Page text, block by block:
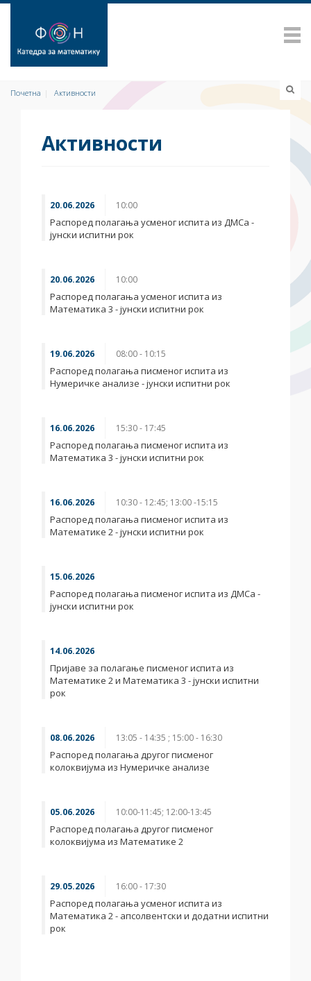
Почетна Активности
Активности
20.06.2026 10:00
Распоред полагања усменог испита из ДМСа -
јунски испитни рок
20.06.2026 10:00
Распоред полагања усменог испита из
Математика 3 - јунски испитни рок
19.06.2026 08:00 - 10:15
Распоред полагања писменог испита из
Нумеричке анализе - јунски испитни рок
16.06.2026 15:30 - 17:45
Распоред полагања писменог испита из
Математика 3 - јунски испитни рок
16.06.2026 10:30 - 12:45; 13:00 -15:15
Распоред полагања писменог испита из
Математике 2 - јунски испитни рок
15.06.2026
Распоред полагања писменог испита из ДМСа -
јунски испитни рок
14.06.2026
Пријаве за полагање писменог испита из
Математике 2 и Математика 3 - јунски испитни
рок
08.06.2026 13:05 - 14:35 ; 15:00 - 16:30
Распоред полагања другог писменог
колоквијума из Нумеричке анализе
05.06.2026 10:00-11:45; 12:00-13:45
Распоред полагања другог писменог
колоквијума из Математике 2
29.05.2026 16:00 - 17:30
Распоред полагања усменог испита из
Математика 2 - апсолвентски и додатни испитни
рок